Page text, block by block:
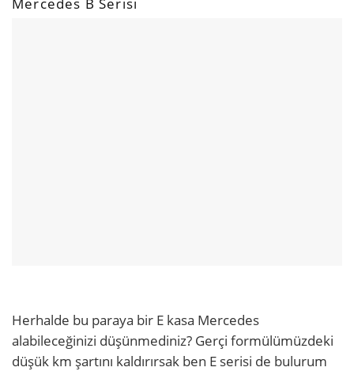
Herhalde bu paraya bir E kasa Mercedes
alabileceğinizi düşünmediniz? Gerçi formülümüzdeki
düşük km şartını kaldırırsak ben E serisi de bulurum